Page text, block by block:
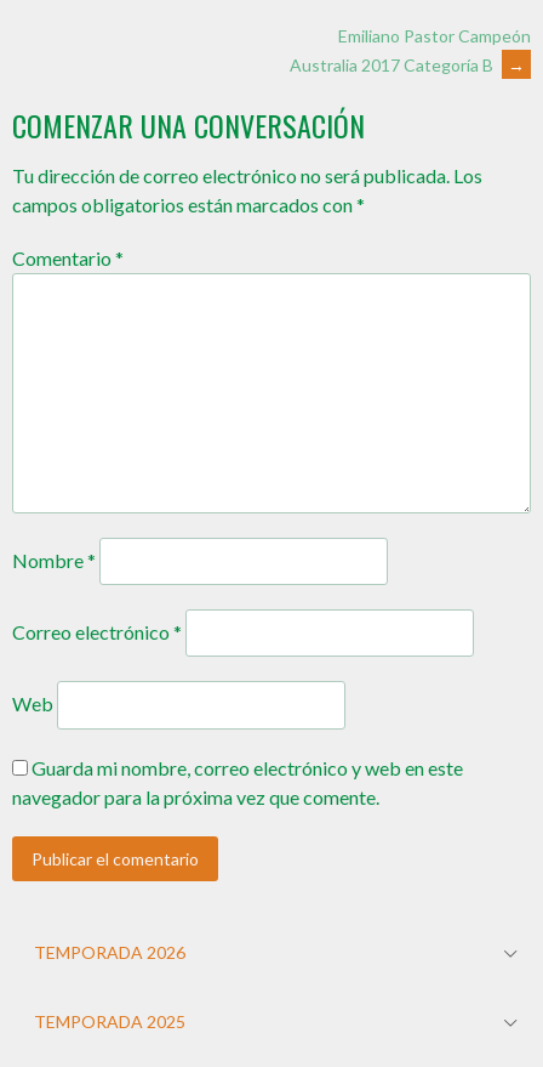
Emiliano Pastor Campeón
Australia 2017 Categoría B
→
COMENZAR UNA CONVERSACIÓN
Tu dirección de correo electrónico no será publicada. Los
campos obligatorios están marcados con*
Comentario*
Nombre*
Correo electrónico*
Web
Guarda mi nombre, correo electrónico y web en este
navegador para la próxima vez que comente.
TEMPORADA 2026
TEMPORADA 2025